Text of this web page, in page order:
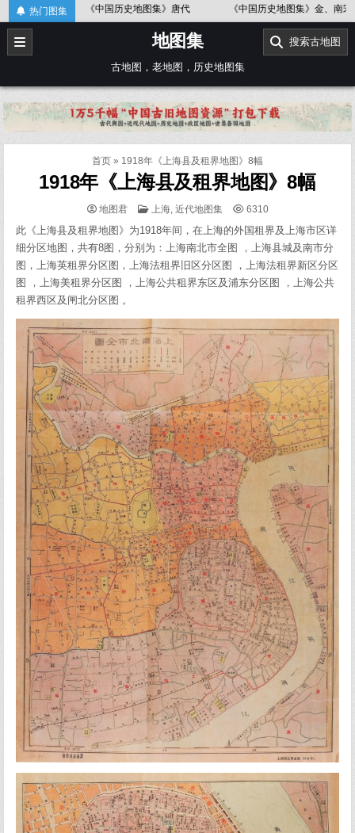
Skip
to
content
热门图集
史地图集》唐代 《中国历史地图集》金、南宋 《中国历史地图集
地图集
古地图，老地图，历史地图集
搜索古地图
首页 » 1918年《上海县及租界地图》8幅
1918年《上海县及租界地图》8幅
地图君
POSTED
上海, 近代地图集 6310
此《上海县及租界地图》为1918年间，在上海的外国租界及上海市区详
细分区地图，共有8图，分别为：上海南北市全图 ，上海县城及南市分
图，上海英租界分区图，上海法租界旧区分区图 ，上海法租界新区分区
图 ，上海美租界分区图 ，上海公共租界东区及浦东分区图 ，上海公共
租界西区及闸北分区图 。